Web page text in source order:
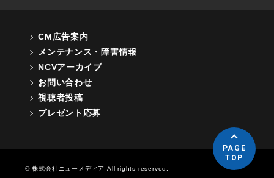
PAGE
TOP
CM広告案内
メンテナンス・障害情報
NCVアーカイブ
お問い合わせ
視聴者投稿
プレゼント応募
© 株式会社ニューメディア All rights reserved.